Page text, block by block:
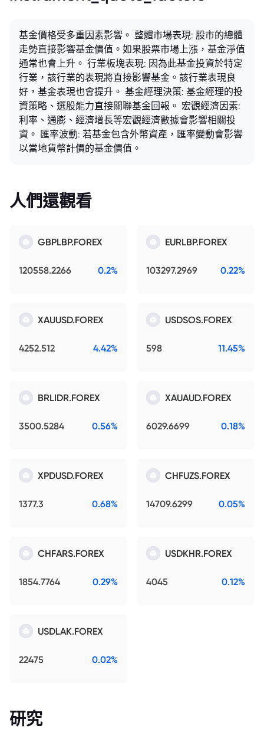
基金價格受多重因素影響。 整體市場表現: 股市的總體
走勢直接影響基金價值。如果股票市場上漲，基金淨值
通常也會上升。 行業板塊表現: 因為此基金投資於特定
行業，該行業的表現將直接影響基金。該行業表現良
好，基金表現也會提升。 基金經理決策: 基金經理的投
資策略、選股能力直接關聯基金回報。 宏觀經濟因素:
利率、通膨、經濟增長等宏觀經濟數據會影響相關投
資。 匯率波動: 若基金包含外幣資產，匯率變動會影響
以當地貨幣計價的基金價值。
人們還觀看
GBPLBP.FOREX
120558.2266 0.2%
EURLBP.FOREX
103297.2969 0.22%
XAUUSD.FOREX
4252.512 4.42%
USDSOS.FOREX
598 11.45%
BRLIDR.FOREX
3500.5284 0.56%
XAUAUD.FOREX
6029.6699 0.18%
XPDUSD.FOREX
1377.3 0.68%
CHFUZS.FOREX
14709.6299 0.05%
CHFARS.FOREX
1854.7764 0.29%
USDKHR.FOREX
4045 0.12%
USDLAK.FOREX
22475 0.02%
研究